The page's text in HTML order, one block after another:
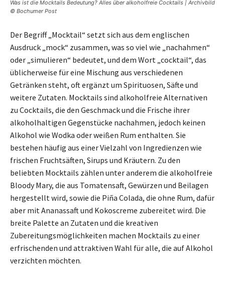
Was ist die Mocktails Bedeutung? Alles über alkoholfreie Cocktails | Archivbild
© Bochumer Post
Der Begriff „Mocktail“ setzt sich aus dem englischen
Ausdruck „mock“ zusammen, was so viel wie „nachahmen“
oder „simulieren“ bedeutet, und dem Wort „cocktail“, das
üblicherweise für eine Mischung aus verschiedenen
Getränken steht, oft ergänzt um Spirituosen, Säfte und
weitere Zutaten. Mocktails sind alkoholfreie Alternativen
zu Cocktails, die den Geschmack und die Frische ihrer
alkoholhaltigen Gegenstücke nachahmen, jedoch keinen
Alkohol wie Wodka oder weißen Rum enthalten. Sie
bestehen häufig aus einer Vielzahl von Ingredienzen wie
frischen Fruchtsäften, Sirups und Kräutern. Zu den
beliebten Mocktails zählen unter anderem die alkoholfreie
Bloody Mary, die aus Tomatensaft, Gewürzen und Beilagen
hergestellt wird, sowie die Piña Colada, die ohne Rum, dafür
aber mit Ananassaft und Kokoscreme zubereitet wird. Die
breite Palette an Zutaten und die kreativen
Zubereitungsmöglichkeiten machen Mocktails zu einer
erfrischenden und attraktiven Wahl für alle, die auf Alkohol
verzichten möchten.